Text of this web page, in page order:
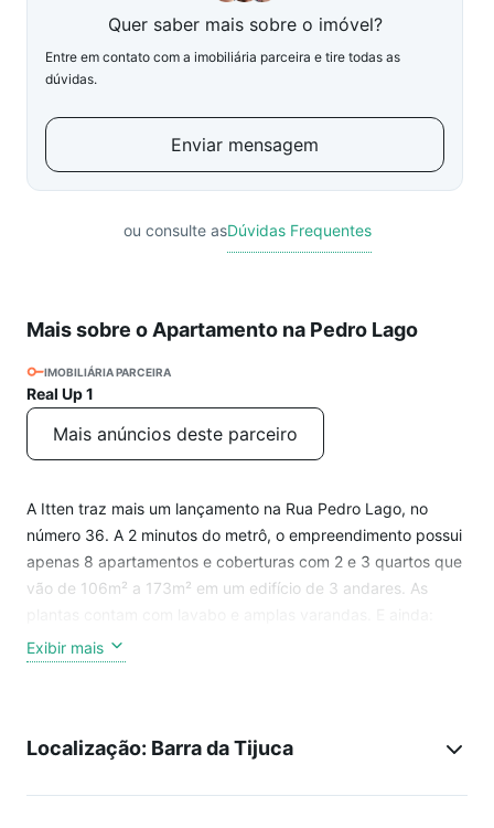
Quer saber mais sobre o imóvel?
Entre em contato com a imobiliária parceira e tire todas as
dúvidas.
Enviar mensagem
ou consulte asDúvidas Frequentes
Mais sobre o Apartamento na Pedro Lago
IMOBILIÁRIA PARCEIRA
Real Up 1
Mais anúncios deste parceiro
A Itten traz mais um lançamento na Rua Pedro Lago, no
número 36. A 2 minutos do metrô, o empreendimento possui
apenas 8 apartamentos e coberturas com 2 e 3 quartos que
vão de 106m² a 173m² em um edifício de 3 andares. As
cozinhas espaçosas com área de serviço separada, WC e
local para quarto de serviço ou despensa. Preço e
Exibir mais
Localização: Barra da Tijuca